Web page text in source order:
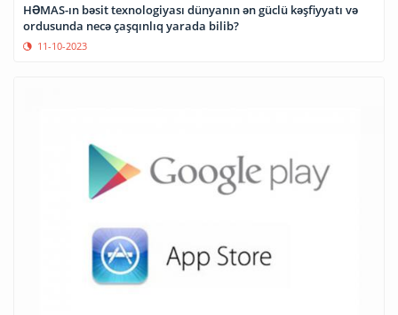
HƏMAS-ın bəsit texnologiyası dünyanın ən güclü kəşfiyyatı və
ordusunda necə çaşqınlıq yarada bilib?
11-10-2023